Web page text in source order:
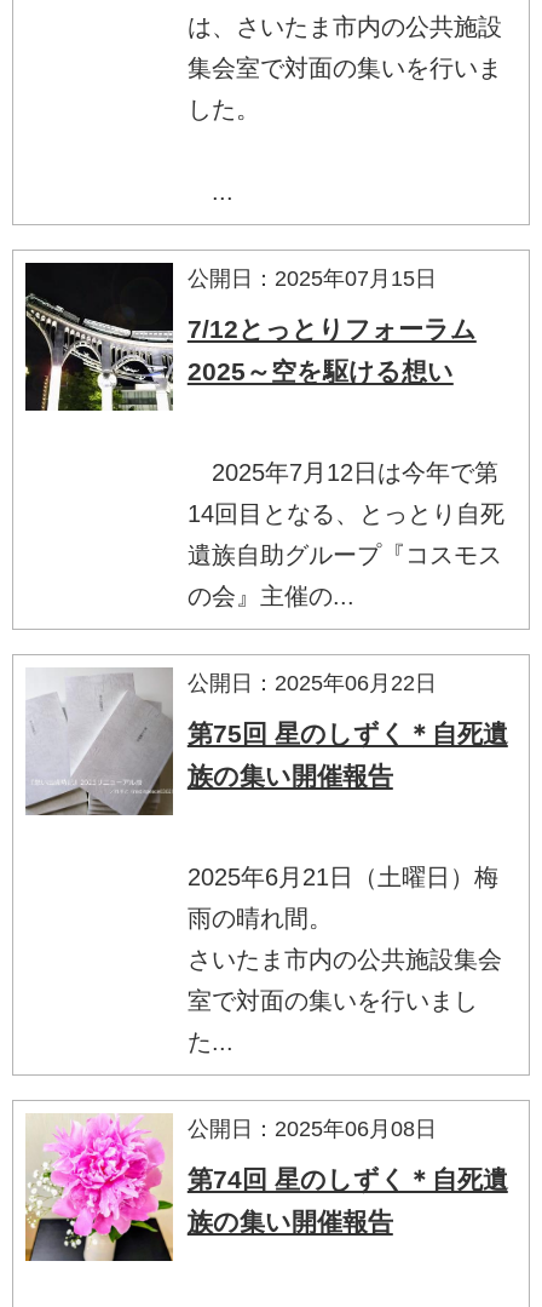
は、さいたま市内の公共施設
集会室で対面の集いを行いま
した。
...
公開日：2025年07月15日
7/12とっとりフォーラム
2025～空を駆ける想い
2025年7月12日は今年で第
14回目となる、とっとり自死
遺族自助グループ『コスモス
の会』主催の...
公開日：2025年06月22日
第75回 星のしずく＊自死遺
族の集い開催報告
2025年6月21日（土曜日）梅
雨の晴れ間。
さいたま市内の公共施設集会
室で対面の集いを行いまし
た...
公開日：2025年06月08日
第74回 星のしずく＊自死遺
族の集い開催報告